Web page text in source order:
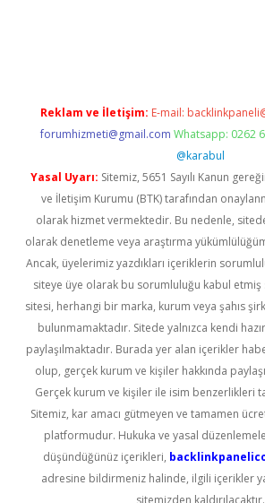
Reklam ve İletişim: E-mail:
forumhizmeti@gmail.com Whatsapp: 0262
@karabul
Yasal Uyarı: Sitemiz, 5651 Sayılı Kanun
ve İletişim Kurumu (BTK) tarafından
olarak hizmet vermektedir. Bu nedenle,
olarak denetleme veya araştırma
Ancak, üyelerimiz yazdıkları içeriklerin
siteye üye olarak bu sorumluluğu kabul etmiş
sitesi, herhangi bir marka, kurum veya şahıs
bulunmamaktadır. Sitede yalnızca kendi
paylaşılmaktadır. Burada yer alan içerikler
olup, gerçek kurum ve kişiler hakkında
Gerçek kurum ve kişiler ile isim benzerlikleri
Sitemiz, kar amacı gütmeyen ve tamamen
platformudur. Hukuka ve yasal
düşündüğünüz içerikleri,
adresine bildirmeniz halinde, ilgili içerikler
sitemizden kaldırılacaktır.